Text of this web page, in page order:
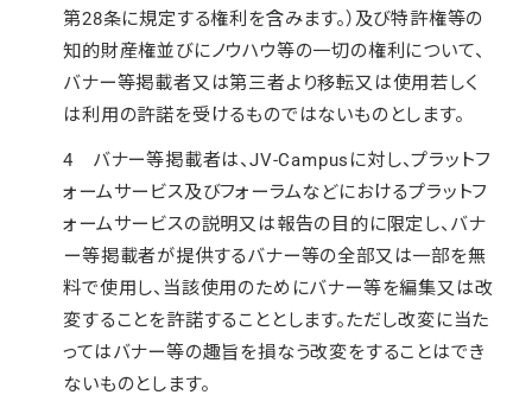
第28条に規定する権利を含みます。）及び特許権等の
知的財産権並びにノウハウ等の一切の権利について、
バナー等掲載者又は第三者より移転又は使用若しく
は利用の許諾を受けるものではないものとします。
4 バナー等掲載者は、JV-Campusに対し、プラットフ
ォームサービス及びフォーラムなどにおけるプラットフ
ォームサービスの説明又は報告の目的に限定し、バナ
ー等掲載者が提供するバナー等の全部又は一部を無
料で使用し、当該使用のためにバナー等を編集又は改
変することを許諾することとします。ただし改変に当た
ってはバナー等の趣旨を損なう改変をすることはでき
ないものとします。